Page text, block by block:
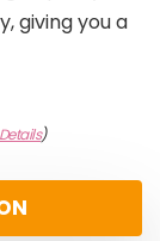
giving you a
Details)